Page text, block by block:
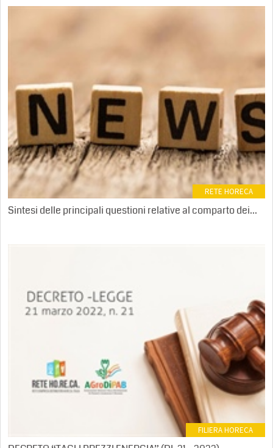
RETE HORECA
Sintesi delle principali questioni relative al comparto dei...
FILIERA HORECA